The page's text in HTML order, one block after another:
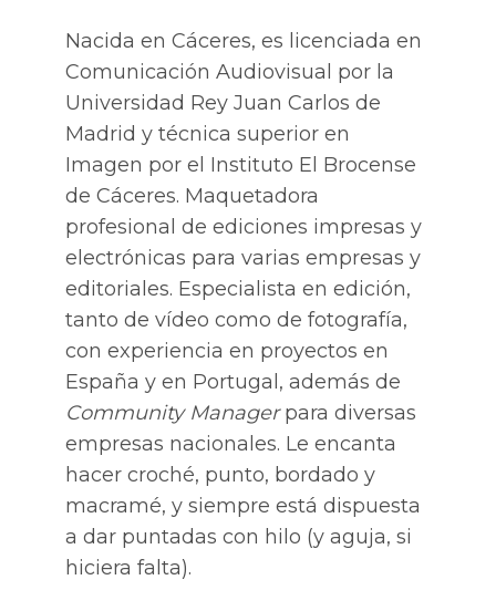
Nacida en Cáceres, es licenciada en
Comunicación Audiovisual por la
Universidad Rey Juan Carlos de
Madrid y técnica superior en
Imagen por el Instituto El Brocense
de Cáceres. Maquetadora
profesional de ediciones impresas y
electrónicas para varias empresas y
editoriales. Especialista en edición,
tanto de vídeo como de fotografía,
con experiencia en proyectos en
España y en Portugal, además de
Community Managerpara diversas
empresas nacionales. Le encanta
hacer croché, punto, bordado y
macramé, y siempre está dispuesta
a dar puntadas con hilo (y aguja, si
hiciera falta).